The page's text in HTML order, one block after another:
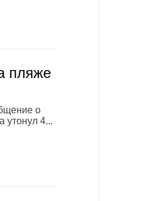
пляже
о
утонул 4...